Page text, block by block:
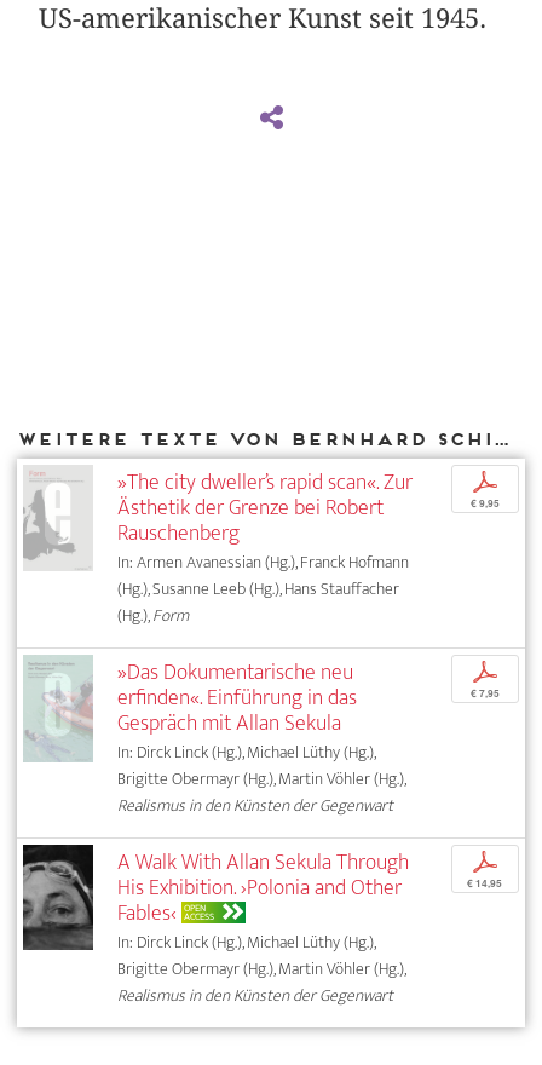
US-amerikanischer Kunst seit 1945.
Weitere Texte von Bernhard Schieder bei DIAPHANES
»The city dweller’s rapid scan«. Zur
Ästhetik der Grenze bei Robert
Rauschenberg
In: Armen Avanessian (Hg.), Franck Hofmann
(Hg.), Susanne Leeb (Hg.), Hans Stauffacher
(Hg.),Form
p
€ 9,95
»Das Dokumentarische neu
erfinden«. Einführung in das
Gespräch mit Allan Sekula
In: Dirck Linck (Hg.), Michael Lüthy (Hg.),
Brigitte Obermayr (Hg.), Martin Vöhler (Hg.),
Realismus in den Künsten der Gegenwart
p
€ 7,95
A Walk With Allan Sekula Through
His Exhibition. ›Polonia and Other
Fables‹ OPEN
ACCESS
In: Dirck Linck (Hg.), Michael Lüthy (Hg.),
Brigitte Obermayr (Hg.), Martin Vöhler (Hg.),
Realismus in den Künsten der Gegenwart
p
€ 14,95